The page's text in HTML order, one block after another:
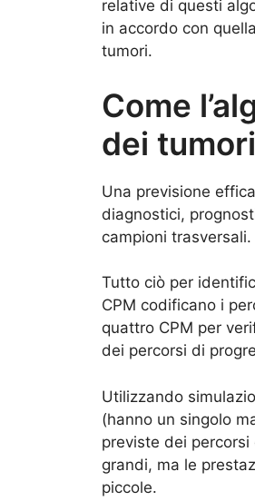
relative di questi
in accordo con
tumori.
Come
dei tumori
Una previsione
diagnostici,
campioni trasversali.
Tutto ciò per
CPM codificano i
quattro CPM per
dei percorsi di
Utilizzando
(hanno un singolo
previste dei
grandi, ma le
piccole.